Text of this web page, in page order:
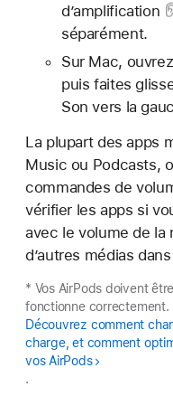
d’amplification
séparément.
Sur Mac,
puis faites
Son vers la
La plupart des apps
Music ou Podcasts,
commandes de
vérifier les apps si
avec le volume de la
d’autres médias
* Vos AirPods doivent
fonctionne correctement.
Découvrez comment
charge, et comment
vos AirPods
.